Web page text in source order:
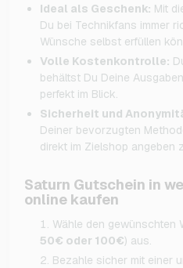
Ideal als Geschenk: Mit
Du bei Technikfans immer
Wünsche selbst erfüllen
Volle Kostenkontrolle:
behältst Du Deine
perfekt im Blick.
Sicherheit und
Deiner bevorzugten
direkt im Zielshop angeben
Saturn Gutschein in
online kaufen
Wähle den gewünschten
50€ oder 100€) aus.
Bezahle sicher mit einer